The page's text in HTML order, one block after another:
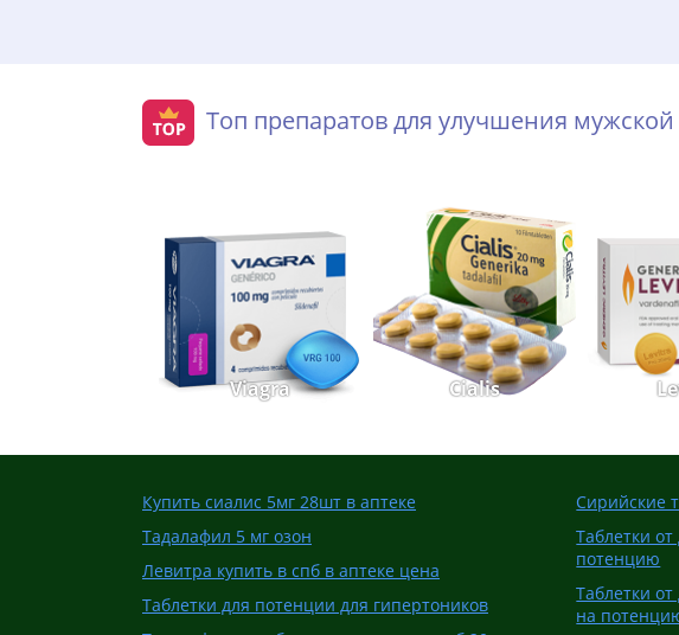
Топ препаратов для улучшения
Viagra Cialis
Купить сиалис 5мг 28шт в аптеке
Тадалафил 5 мг озон
Левитра купить в спб в аптеке цена
Таблетки для потенции для гипертоников
Сирийские
Таблетки
потенцию
Таблетки
на